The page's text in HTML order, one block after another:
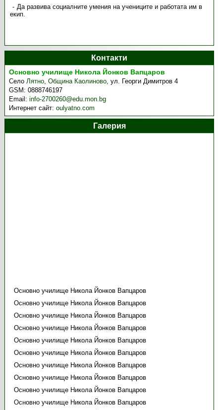
Да развива социалните умения на учениците и работата им в
екип.
Контакти
Основно училище Никола Йонков Вапцаров
СелоЛятно,Община Каолиново,ул. Георги Димитров 4
GSM:0888746197
Email:info-2700260@edu.mon.bg
Интернет сайт:oulyatno.com
Галерия
Основно училище Никола Йонков Вапцаров
Основно училище Никола Йонков Вапцаров
Основно училище Никола Йонков Вапцаров
Основно училище Никола Йонков Вапцаров
Основно училище Никола Йонков Вапцаров
Основно училище Никола Йонков Вапцаров
Основно училище Никола Йонков Вапцаров
Основно училище Никола Йонков Вапцаров
Основно училище Никола Йонков Вапцаров
Основно училище Никола Йонков Вапцаров